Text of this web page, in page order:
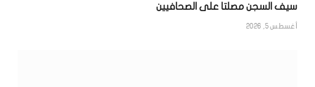
سيف السجن مصلتا على الصحافيين
أغسطس 5, 2026